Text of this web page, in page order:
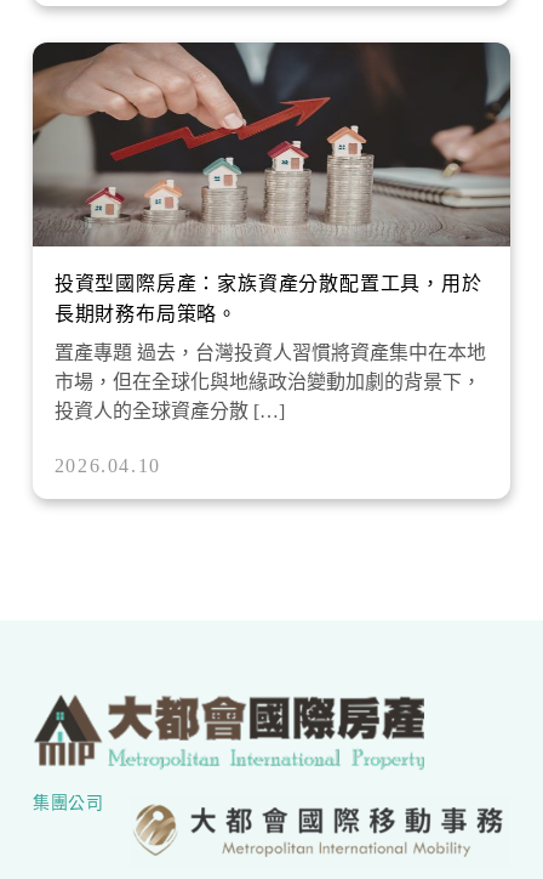
投資型國際房產：家族資產分散配置工具，用於
長期財務布局策略。
置產專題 過去，台灣投資人習慣將資產集中在本地
市場，但在全球化與地緣政治變動加劇的背景下，
投資人的全球資產分散 […]
2026.04.10
集團公司